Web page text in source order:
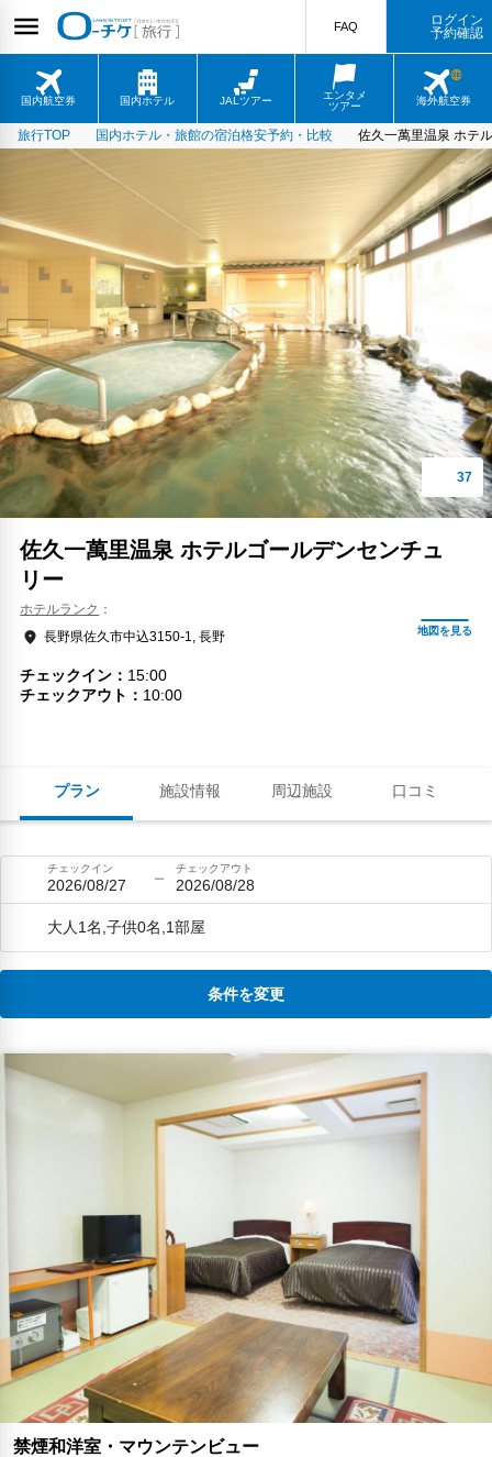
国内航空券 国内ホテル JALツアー
エンタメ
ツアー
海外航空券
FAQ
ログイン
予約確認
旅行TOP 国内ホテル・旅館の宿泊格安予約・比較 佐久一萬里温泉 ホテ
プラン 施設情報 周辺施設 口コミ
佐久一萬里温泉 ホテルゴールデンセンチュ
リー
ホテルランク
長野県佐久市中込3150-1, 長野
チェックイン
15:00
チェックアウト
10:00
チェックイン
2026/08/27
チェックアウト
2026/08/28
大人1名,子供0名,1部屋
条件を変更
禁煙和洋室・マウンテンビュー